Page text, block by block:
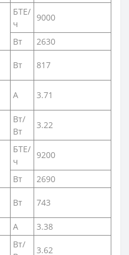
БТЕ/
ч
9000
Вт
2630
Вт 817
А 3.71
Вт/
Вт
3.22
БТЕ/
ч
9200
Вт
2690
Вт 743
А 3.38
Вт/
3.62